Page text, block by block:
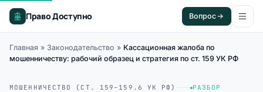
Право Доступно Вопрос
Главная » Законодательство » Кассационная жалоба по
мошенничеству: рабочий образец и стратегия по ст. 159 УК РФ
МОШЕННИЧЕСТВО (СТ. 159–159.6 УК РФ) РАЗБОР